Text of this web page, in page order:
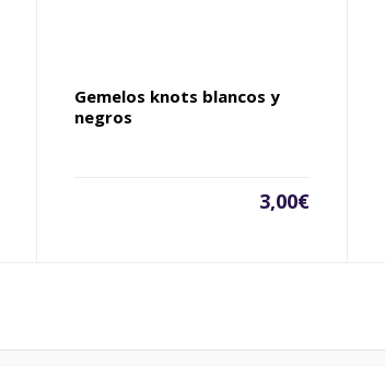
Gemelos knots blancos y
negros
3,00€